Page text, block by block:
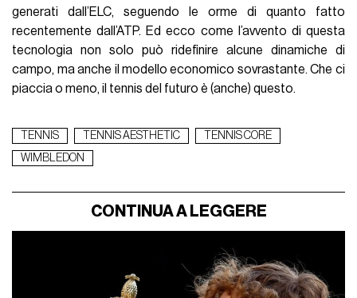
generati dall’ELC, seguendo le orme di quanto fatto
recentemente dall’ATP. Ed ecco come l’avvento di questa
tecnologia non solo può ridefinire alcune dinamiche di
campo, ma anche il modello economico sovrastante. Che ci
piaccia o meno, il tennis del futuro è (anche) questo.
TENNIS TENNIS AESTHETIC
TENNIS CORE
WIMBLEDON
CONTINUA A LEGGERE